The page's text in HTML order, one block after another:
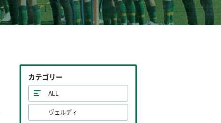
カテゴリー
ALL
ヴェルディ